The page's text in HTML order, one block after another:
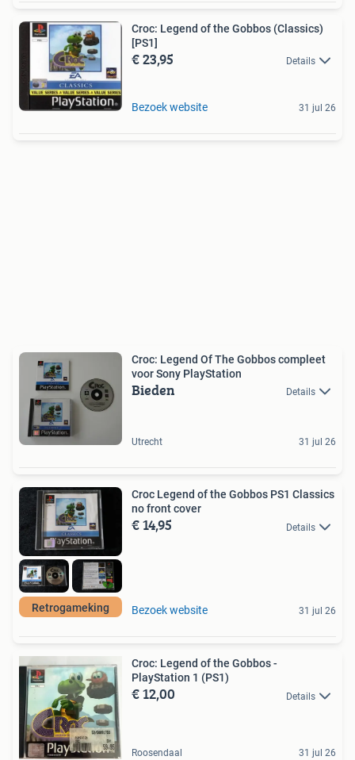
Croc: Legend of the Gobbos (Classics)
[PS1]
€ 23,95 Details
Bezoek website 31 jul 26
Croc: Legend Of The Gobbos compleet
voor Sony PlayStation
Bieden Details
Utrecht 31 jul 26
Retrogameking
Croc Legend of the Gobbos PS1 Classics
no front cover
€ 14,95 Details
Bezoek website 31 jul 26
Croc: Legend of the Gobbos -
PlayStation 1 (PS1)
€ 12,00 Details
Roosendaal 31 jul 26